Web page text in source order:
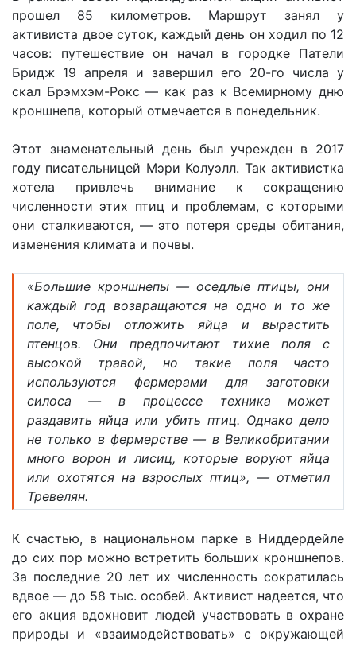
прошел 85 километров. Маршрут занял у
активиста двое суток, каждый день он ходил по 12
часов: путешествие он начал в городке Патели
Бридж 19 апреля и завершил его 20-го числа у
скал Брэмхэм-Рокс — как раз к Всемирному дню
кроншнепа, который отмечается в понедельник.
Этот знаменательный день был учрежден в 2017
году писательницей Мэри Колуэлл. Так активистка
хотела привлечь внимание к сокращению
численности этих птиц и проблемам, с которыми
они сталкиваются, — это потеря среды обитания,
изменения климата и почвы.
«Большие кроншнепы — оседлые птицы, они
каждый год возвращаются на одно и то же
поле, чтобы отложить яйца и вырастить
птенцов. Они предпочитают тихие поля с
высокой травой, но такие поля часто
используются фермерами для заготовки
силоса — в процессе техника может
раздавить яйца или убить птиц. Однако дело
не только в фермерстве — в Великобритании
много ворон и лисиц, которые воруют яйца
или охотятся на взрослых птиц», ― отметил
Тревелян.
К счастью, в национальном парке в Ниддердейле
до сих пор можно встретить больших кроншнепов.
За последние 20 лет их численность сократилась
вдвое ― до 58 тыс. особей. Активист надеется, что
его акция вдохновит людей участвовать в охране
природы и «взаимодействовать» с окружающей